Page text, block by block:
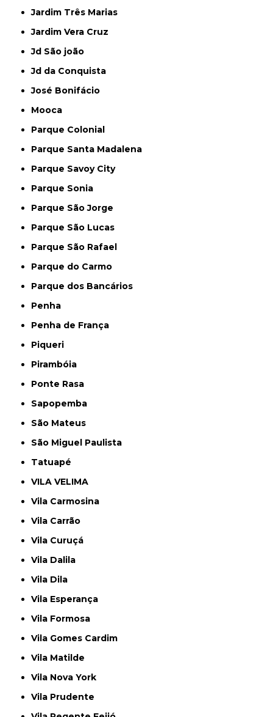
Jardim Três Marias
Jardim Vera Cruz
Jd São joão
Jd da Conquista
José Bonifácio
Mooca
Parque Colonial
Parque Santa Madalena
Parque Savoy City
Parque Sonia
Parque São Jorge
Parque São Lucas
Parque São Rafael
Parque do Carmo
Parque dos Bancários
Penha
Penha de França
Piqueri
Pirambóia
Ponte Rasa
Sapopemba
São Mateus
São Miguel Paulista
Tatuapé
VILA VELIMA
Vila Carmosina
Vila Carrão
Vila Curuçá
Vila Dalila
Vila Dila
Vila Esperança
Vila Formosa
Vila Gomes Cardim
Vila Matilde
Vila Nova York
Vila Prudente